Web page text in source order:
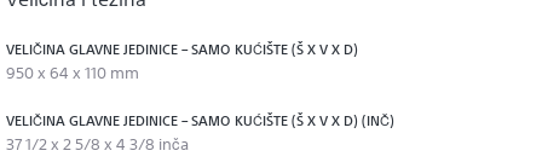
VELIČINA GLAVNE JEDINICE – SAMO KUĆIŠTE (Š X V X D)
950 x 64 x 110 mm
VELIČINA GLAVNE JEDINICE – SAMO KUĆIŠTE (Š X V X D) (INČ)
37 1/2 x 2 5/8 x 4 3/8 inča